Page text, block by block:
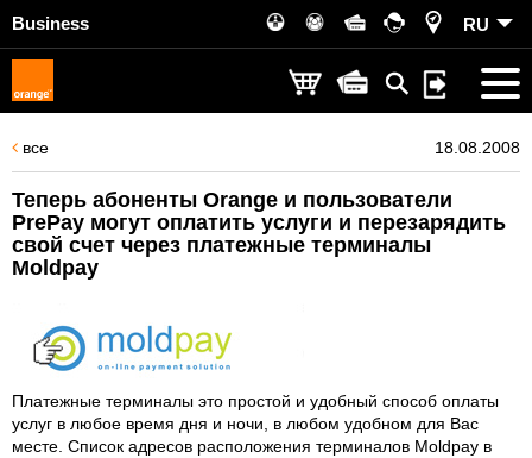
Business RU
все 18.08.2008
Теперь абоненты Orange и пользователи
PrePay могут оплатить услуги и перезарядить
свой счет через платежные терминалы
Moldpay
Платежные терминалы это простой и удобный способ оплаты
услуг в любое время дня и ночи, в любом удобном для Вас
месте. Список адресов расположения терминалов Moldpay в